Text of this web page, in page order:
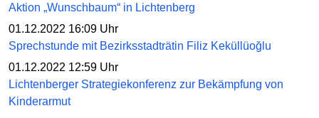
Aktion „Wunschbaum“ in Lichtenberg
01.12.2022 16:09 Uhr
Sprechstunde mit Bezirksstadträtin Filiz Keküllüoğlu
01.12.2022 12:59 Uhr
Lichtenberger Strategiekonferenz zur Bekämpfung von
Kinderarmut